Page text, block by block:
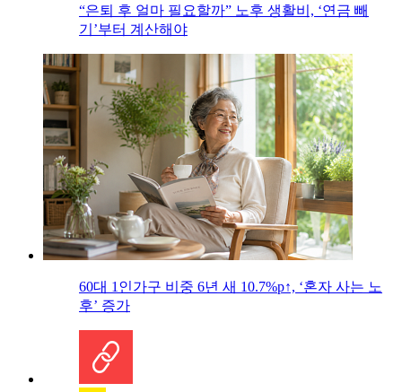
“은퇴 후 얼마 필요할까” 노후 생활비, ‘연금 빼
기’부터 계산해야
60대 1인가구 비중 6년 새 10.7%p↑, ‘혼자 사는 노
후’ 증가